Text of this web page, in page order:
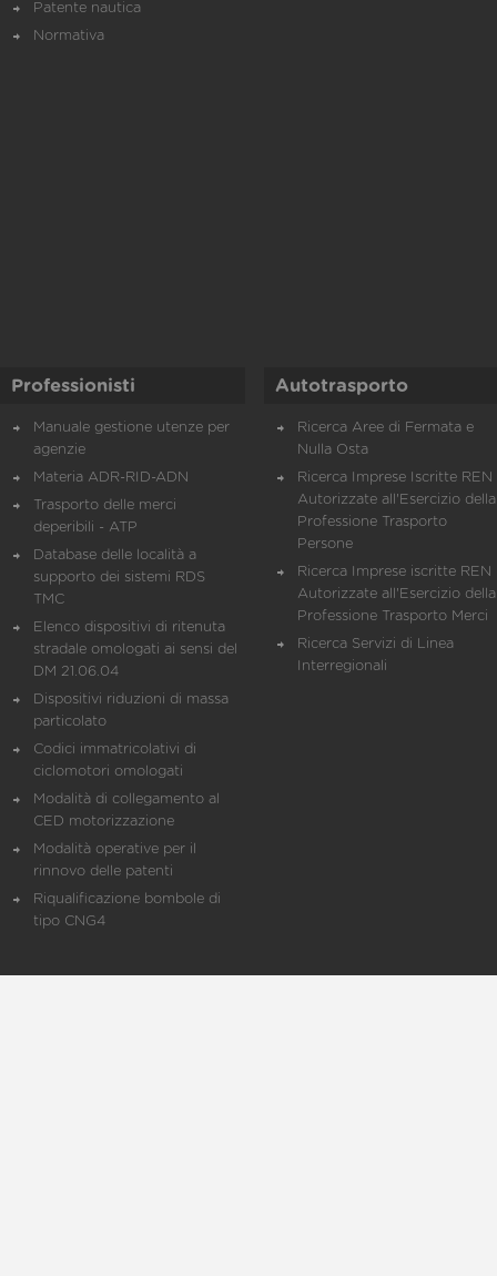
Patente nautica
Normativa
Professionisti
Manuale gestione utenze per
agenzie
Materia ADR-RID-ADN
Trasporto delle merci
deperibili - ATP
Database delle località a
supporto dei sistemi RDS
TMC
Elenco dispositivi di ritenuta
stradale omologati ai sensi del
DM 21.06.04
Dispositivi riduzioni di massa
particolato
Codici immatricolativi di
ciclomotori omologati
Modalità di collegamento al
CED motorizzazione
Modalità operative per il
rinnovo delle patenti
Riqualificazione bombole di
tipo CNG4
Autotrasporto
Ricerca Aree di Fermata e
Nulla Osta
Ricerca Imprese Iscritte REN
Autorizzate all'Esercizio della
Professione Trasporto
Persone
Ricerca Imprese iscritte REN
Autorizzate all'Esercizio della
Professione Trasporto Merci
Ricerca Servizi di Linea
Interregionali